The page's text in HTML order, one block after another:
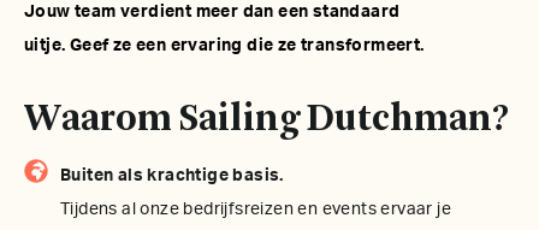
Jouw team verdient meer dan een standaard
uitje. Geef ze een ervaring die ze transformeert.
Waarom Sailing Dutchman?
Buiten als krachtige basis.
Tijdens al onze bedrijfsreizen en events ervaar je